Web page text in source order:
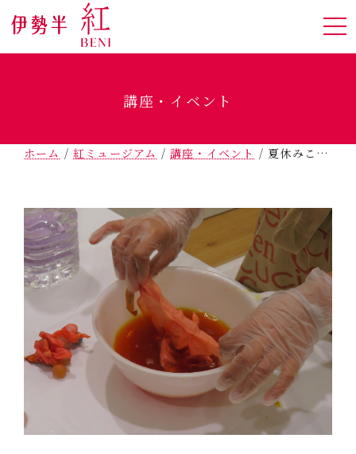
講座・イベント
ホーム /紅ミュージアム /講座・イベント / 夏休みこども自由研究「赤色？黄色？？ 紅染めにチャレンジ！」